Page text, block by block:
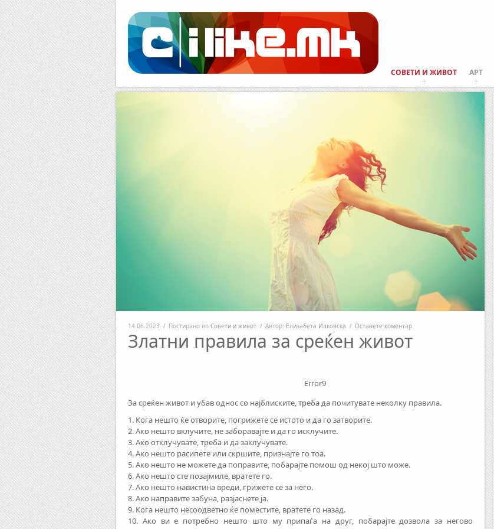
Facebook
RSS
СОВЕТИ И ЖИВОТ АРТ
14.06.2023 / Постирано во Совети и живот / Автор: Елизабета Илковска / Оставете коментар
Златни правила за среќен живот
Error9
За среќен живот и убав однос со најблиските, треба да почитувате неколку правила.
1. Кога нешто ќе отворите, погрижете се истото и да го затворите.
2. Ако нешто вклучите, не заборавајте и да го исклучите.
3. Ако отклучувате, треба и да заклучувате.
4. Ако нешто расипете или скршите, признајте го тоа.
5. Ако нешто не можете да поправите, побарајте помош од некој што може.
6. Ако нешто сте позајмиле, вратете го.
7. Ако нешто навистина вреди, грижете се за него.
8. Ако направите забуна, разјаснете ја.
9. Кога нешто несоодветно ќе поместите, вратете го назад.
10. Ако ви е потребно нешто што му припаѓа на друг, побарајте дозвола за негово